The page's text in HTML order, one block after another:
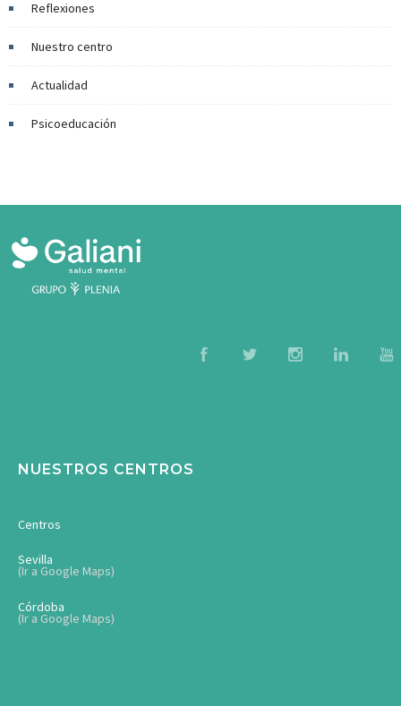
Reflexiones
Nuestro centro
Actualidad
Psicoeducación
NUESTROS CENTROS
Centros
Sevilla
(Ir a Google Maps)
Córdoba
(Ir a Google Maps)